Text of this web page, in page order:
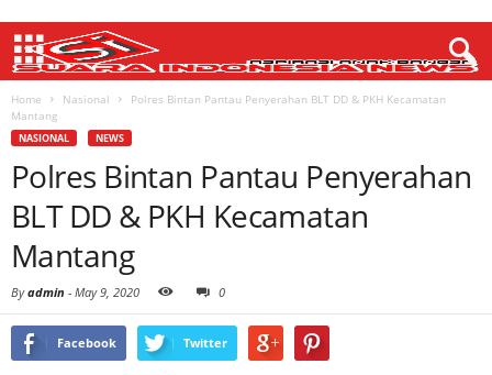
Home Nasional
Polres Bintan Pantau Penyerahan BLT DD & PKH Kecamatan
Mantang
NASIONAL NEWS
Polres Bintan Pantau Penyerahan
BLT DD & PKH Kecamatan
Mantang
Byadmin - May 9, 2020 0
Facebook Twitter